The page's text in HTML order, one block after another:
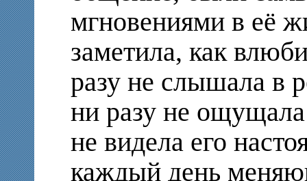
мгновениями в её
заметила, как
разу не слышала в
ни разу не
не видела его
каждый день